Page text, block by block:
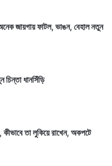
জায়গায় ফাটল, ভাঙন, বেহাল নতুন
চিন্তা ধানসিঁড়ি
কীভাবে তা লুকিয়ে রাখেন, অকপটে